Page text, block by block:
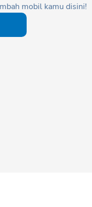
mobil kamu disini!